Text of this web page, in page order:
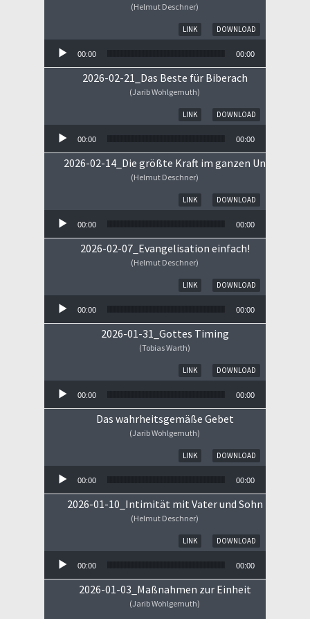
(Helmut Deschner)
DOWNLOAD
LINK
00:00 00:00
2026-02-21_Das Beste für Biberach
(Jarib Wohlgemuth)
DOWNLOAD
LINK
00:00 00:00
2026-02-14_Die größte Kraft im ganzen Universum
(Helmut Deschner)
DOWNLOAD
LINK
00:00 00:00
2026-02-07_Evangelisation einfach!
(Helmut Deschner)
DOWNLOAD
LINK
00:00 00:00
2026-01-31_Gottes Timing
(Tobias Warth)
DOWNLOAD
LINK
00:00 00:00
Das wahrheitsgemäße Gebet
(Jarib Wohlgemuth)
DOWNLOAD
LINK
00:00 00:00
2026-01-10_Intimität mit Vater und Sohn
(Helmut Deschner)
DOWNLOAD
LINK
00:00 00:00
2026-01-03_Maßnahmen zur Einheit
(Jarib Wohlgemuth)